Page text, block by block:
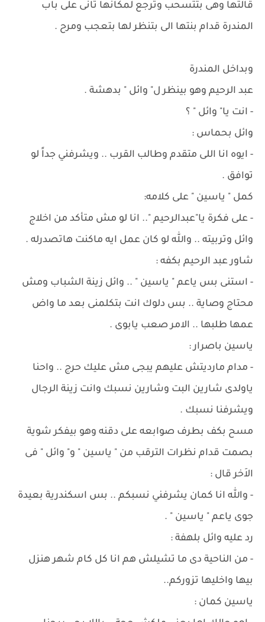
قالتها وهى بتتسحب وترجع لمكانها تانى على باب
المندرة قدام بنتها الى بتنظر لها بتعجب ومرح .
وبداخل المندرة
عبد الرحيم وهو بينظر ل" وائل " بدهشة .
- انت يا" وائل " ؟
وائل بحماس :
- ايوه انا اللى متقدم وطالب القرب .. ويشرفني جداً لو
توافق .
كمل " ياسين " على كلامه:
- على فكرة يا"عبدالرحيم ".. انا لو مش متأكد من اخلاج
وائل وتربيته .. والله لو كان عمل ايه ماكنت هاتصدرله .
شاور عبد الرحيم بكفه :
- استنى بس ياعم " ياسين " .. وائل زينة الشباب ومش
محتاج وصاية .. بس دلوك انت بتكلمنى بعد ما واض
عمها طلبها .. الامر صعب يابوى .
ياسين باصرار :
- مدام مارديتش عليهم يبجى مش عليك حرج .. واحنا
ياولدى شارين البت وشارين نسبك وانت زينة الرجال
ويشرفنا نسبك .
مسح بكف بطرف صوابعه على دقنه وهو بيفكر شوية
بصمت قدام نظرات الترقب من " ياسين " و" وائل " فى
الاَخر قال :
- والله انا كمان يشرفني نسبكم .. بس اسكندرية بعيدة
جوى ياعم " ياسين " .
رد عليه وائل بلهفة :
- من الناحية دى ما تشيلش هم انا كل كام شهر هنزل
بيها واخليها تزوركم..
ياسين كمان :